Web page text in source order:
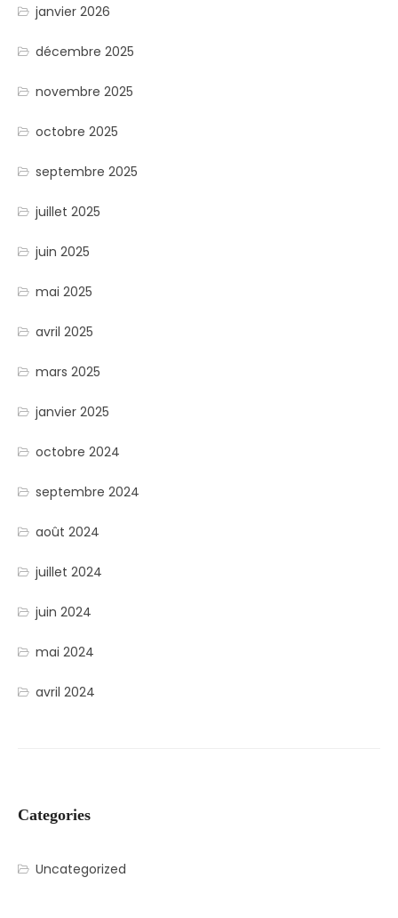
janvier 2026
décembre 2025
novembre 2025
octobre 2025
septembre 2025
juillet 2025
juin 2025
mai 2025
avril 2025
mars 2025
janvier 2025
octobre 2024
septembre 2024
août 2024
juillet 2024
juin 2024
mai 2024
avril 2024
Categories
Uncategorized